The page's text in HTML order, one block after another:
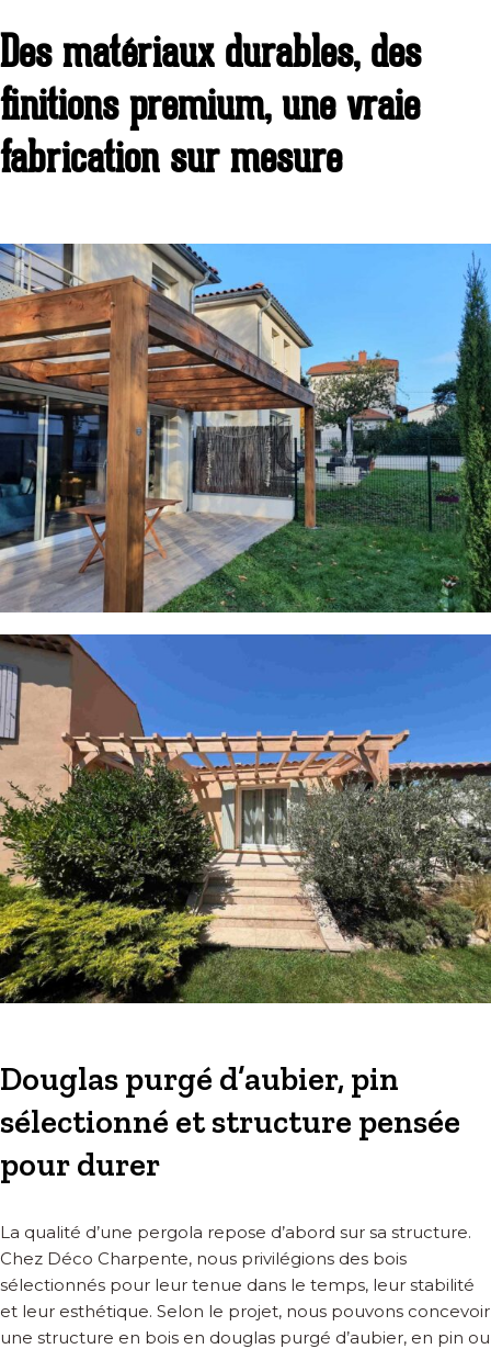
Des matériaux durables, des
finitions premium, une vraie
fabrication sur mesure
Douglas purgé d’aubier, pin
sélectionné et structure pensée
pour durer
La qualité d’une pergola repose d’abord sur sa structure.
Chez Déco Charpente, nous privilégions des bois
sélectionnés pour leur tenue dans le temps, leur stabilité
et leur esthétique. Selon le projet, nous pouvons concevoir
une structure en bois en douglas purgé d’aubier, en pin ou